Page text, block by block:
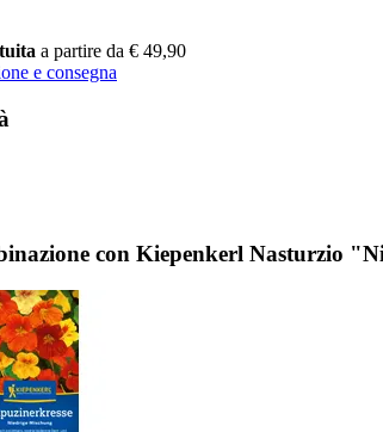
a partire da € 49,90
e consegna
con Kiepenkerl Nasturzio